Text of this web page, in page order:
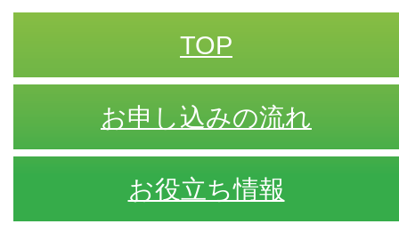
TOP
お申し込みの流れ
お役立ち情報